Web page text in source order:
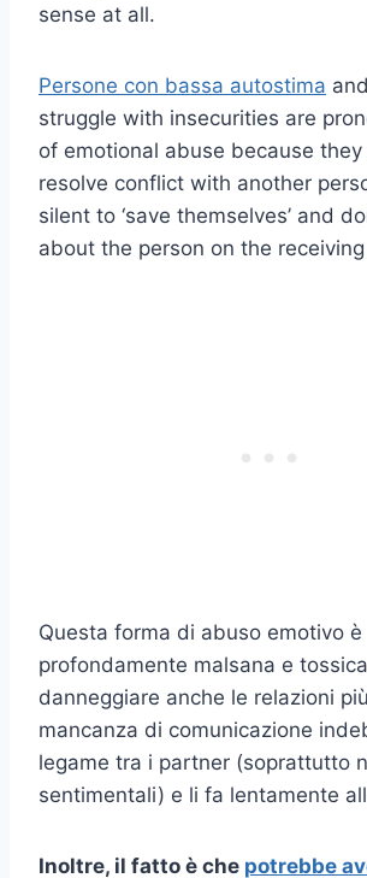
sense at all.
Persone con bassa autostima
struggle with insecurities are
of emotional abuse because they
resolve conflict with another
silent to ‘save themselves’ and
about the person on the
Questa forma di abuso emotivo è
profondamente malsana e
danneggiare anche le relazioni
mancanza di comunicazione
legame tra i partner (soprattutto
sentimentali) e li fa lentamente
Inoltre, il fatto è che potrebbe